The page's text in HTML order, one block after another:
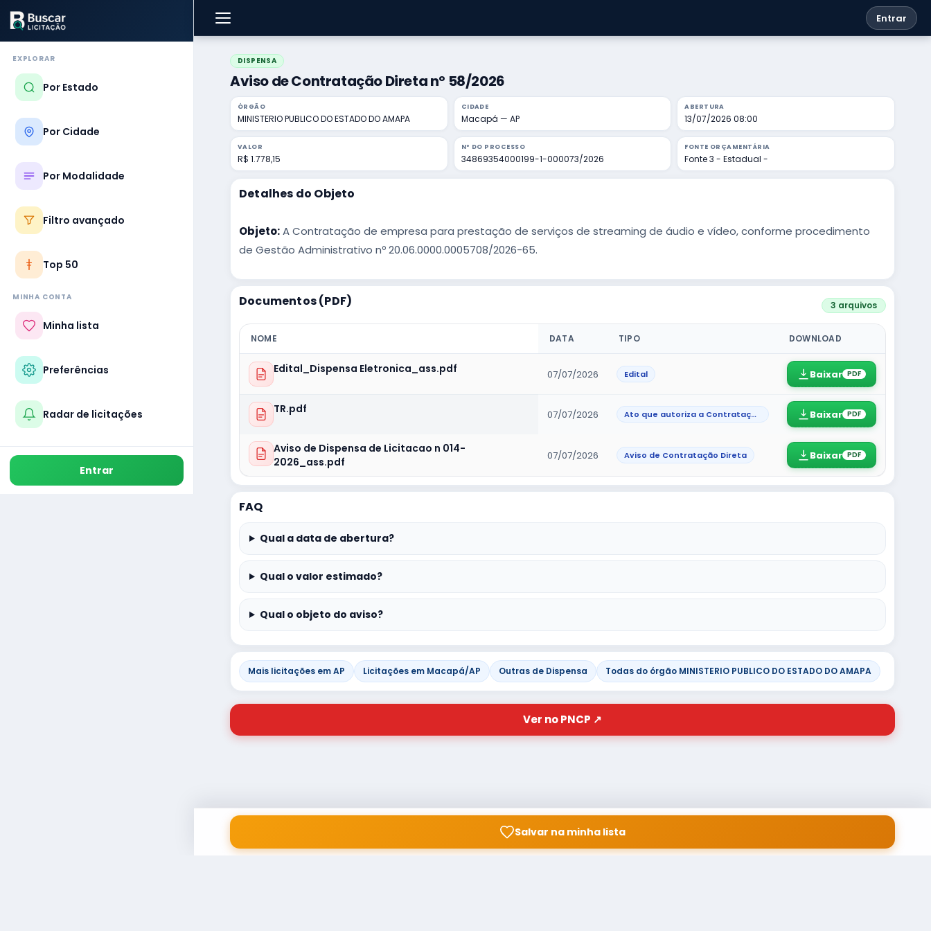
Entrar
EXPLORAR
Por Estado
Por Cidade
Por Modalidade
Filtro avançado
Top 50
MINHA CONTA
Minha lista
Preferências
Radar de licitações
Entrar
DISPENSA
Aviso de Contratação Direta nº 58/2026
ÓRGÃO
MINISTERIO PUBLICO DO ESTADO DO AMAPA
CIDADE
Macapá — AP
ABERTURA
13/07/2026 08:00
VALOR
R$ 1.778,15
Nº DO PROCESSO
34869354000199-1-000073/2026
FONTE ORÇAMENTÁRIA
Fonte 3 - Estadual -
Detalhes do Objeto
Objeto:A Contratação de empresa para prestação de serviços de streaming de áudio e vídeo, conforme procedimento
de Gestão Administrativo nº 20.06.0000.0005708/2026-65.
Documentos (PDF) 3 arquivos
NOME DATA TIPO DOWNLOAD
Edital_Dispensa Eletronica_ass.pdf 07/07/2026 Edital Baixar PDF
TR.pdf 07/07/2026 Ato que autoriza a Contratação Direta Baixar PDF
Aviso de Dispensa de Licitacao n 014-
2026_ass.pdf
07/07/2026 Aviso de Contratação Direta Baixar PDF
FAQ
Qual a data de abertura?
Qual o valor estimado?
Qual o objeto do aviso?
Mais licitações em AP Licitações em Macapá/AP Outras de Dispensa Todas do órgão MINISTERIO PUBLICO DO ESTADO DO AMAPA
Ver no PNCP ↗
Salvar na minha lista